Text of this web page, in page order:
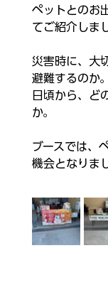
ペットとのお
てご紹介しま
災害時に、大
避難するのか。
日頃から、ど
か。
ブースでは、
機会となりま